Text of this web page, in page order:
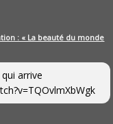
: « La beauté du monde
arrive